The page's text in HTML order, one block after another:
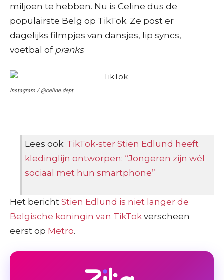
miljoen te hebben. Nu is Celine dus de
populairste Belg op TikTok. Ze post er
dagelijks filmpjes van dansjes, lip syncs,
voetbal of pranks.
Instagram / @celine.dept
Lees ook: TikTok-ster Stien Edlund heeft
kledinglijn ontworpen: “Jongeren zijn wél
sociaal met hun smartphone”
Het bericht Stien Edlund is niet langer de
Belgische koningin van TikTok verscheen
eerst op Metro.